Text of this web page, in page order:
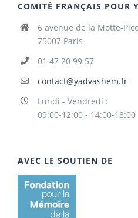
COMITÉ FRANÇAIS POUR
6 avenue de la Motte-
75007 Paris
01 47 20 99 57
contact@yadvashem.fr
Lundi - Vendredi :
09:00-12:00 - 14:00-18:00
AVEC LE SOUTIEN DE